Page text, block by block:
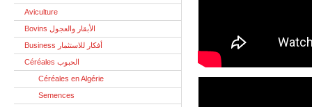
Aviculture
Bovins الأبقار والعجول
Business أفكار للاستثمار
Céréales الحبوب
Céréales en Algérie
Semences